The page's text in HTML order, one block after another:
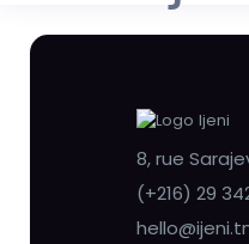
8, rue
(+216) 29